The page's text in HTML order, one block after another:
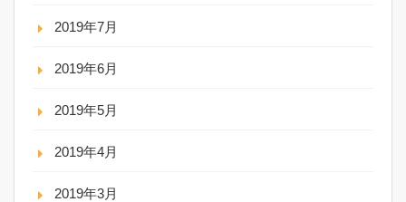
2019年7月
2019年6月
2019年5月
2019年4月
2019年3月